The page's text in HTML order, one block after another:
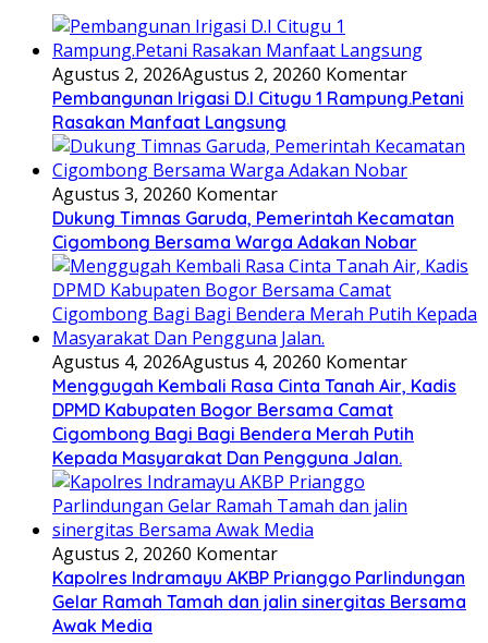
Agustus 2, 2026Agustus 2, 20260 Komentar
Pembangunan Irigasi D.I Citugu 1 Rampung.Petani
Rasakan Manfaat Langsung
Agustus 3, 20260 Komentar
Dukung Timnas Garuda, Pemerintah Kecamatan
Cigombong Bersama Warga Adakan Nobar
Agustus 4, 2026Agustus 4, 20260 Komentar
Menggugah Kembali Rasa Cinta Tanah Air, Kadis
DPMD Kabupaten Bogor Bersama Camat
Cigombong Bagi Bagi Bendera Merah Putih
Kepada Masyarakat Dan Pengguna Jalan.
Agustus 2, 20260 Komentar
Kapolres Indramayu AKBP Prianggo Parlindungan
Gelar Ramah Tamah dan jalin sinergitas Bersama
Awak Media